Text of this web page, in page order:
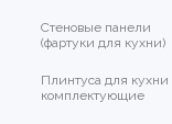
Стеновые панели
(фартуки для кухни)
Плинтуса для кухни
комплектующие